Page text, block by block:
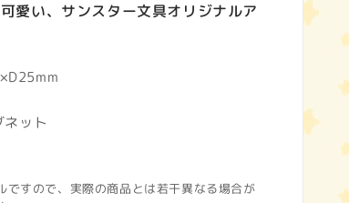
愛い、サンスター文具オリジナルア
ット
すので、実際の商品とは若干異なる場合が